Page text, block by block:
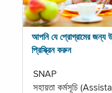
আপনি যে প্রোগ্রামের জন্য
প্রিস্ক্রিন করুন
SNAP
সহায়তা কর্মসূচি